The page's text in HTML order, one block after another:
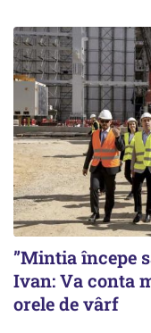
”Mintia începe
Ivan: Va conta
orele de vârf